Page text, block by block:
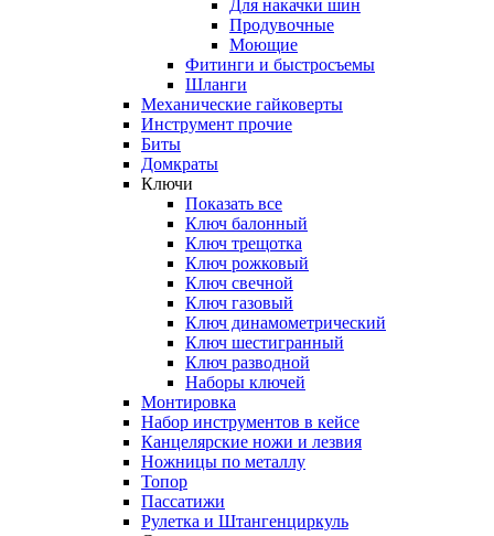
Для накачки шин
Продувочные
Моющие
Фитинги и быстросъемы
Шланги
Механические гайковерты
Инструмент прочиe
Биты
Домкраты
Ключи
Показать все
Ключ балонный
Ключ трещотка
Ключ рожковый
Ключ свечной
Ключ газовый
Ключ динамометрический
Ключ шестигранный
Ключ разводной
Наборы ключей
Монтировка
Набор инструментов в кейсе
Канцелярские ножи и лезвия
Ножницы по металлу
Топор
Пассатижи
Рулетка и Штангенциркуль